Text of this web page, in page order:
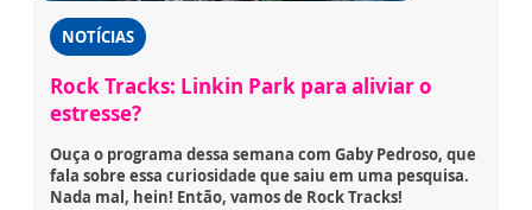
NOTÍCIAS
Rock Tracks: Linkin Park para aliviar o
estresse?
Ouça o programa dessa semana com Gaby Pedroso, que
fala sobre essa curiosidade que saiu em uma pesquisa.
Nada mal, hein! Então, vamos de Rock Tracks!